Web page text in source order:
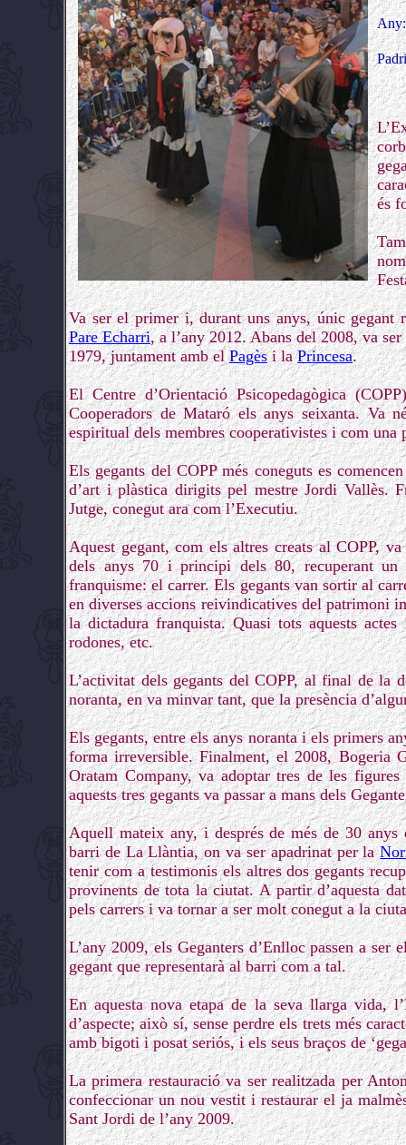
és
Va ser el primer i, durant uns anys, únic gegant
Pare Echarri, a l’any 2012. Abans del 2008, va
1979, juntament amb elPagèsi laPrincesa.
El Centre d’Orientació Psicopedagògica
Cooperadors de Mataró els anys seixanta. Va
espiritual dels membres cooperativistes i com
Els gegants del COPP més coneguts es
d’art i plàstica dirigits pel mestre Jordi Vallès.
Jutge, conegut ara com l’Executiu.
Aquest gegant, com els altres creats al COPP,
dels anys 70 i principi dels 80, recuperant
franquisme: el carrer. Els gegants van sortir al
en diverses accions reivindicatives del patrimoni
la dictadura franquista. Quasi tots aquests
rodones, etc.
L’activitat dels gegants del COPP, al final de la
noranta, en va minvar tant, que la presència
Els gegants, entre els anys noranta i els primers
forma irreversible. Finalment, el 2008, Bogeria
Oratam Company, va adoptar tres de les
aquests tres gegants va passar a mans dels
Aquell mateix any, i després de més de 30
barri de La Llàntia, on va ser apadrinat per la
tenir com a testimonis els altres dos gegants
provinents de tota la ciutat. A partir d’aquesta
pels carrers i va tornar a ser molt conegut a la
L’any 2009, els Geganters d’Enlloc passen a
gegant que representarà al barri com a tal.
En aquesta nova etapa de la seva llarga vida,
d’aspecte; això sí, sense perdre els trets més
amb bigoti i posat seriós, i els seus braços de
La primera restauració va ser realitzada per
confeccionar un nou vestit i restaurar el ja
Sant Jordi de l’any 2009.